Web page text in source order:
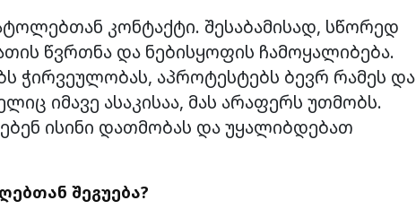
კონტაქტი. შესაბამისად, სწორედ
წვრთნა და ნებისყოფის ჩამოყალიბება.
ჭირვეულობას, აპროტესტებს ბევრ რამეს და
იმავე ასაკისაა, მას არაფერს უთმობს.
ისინი დათმობას და უყალიბდებათ
შეგუება?